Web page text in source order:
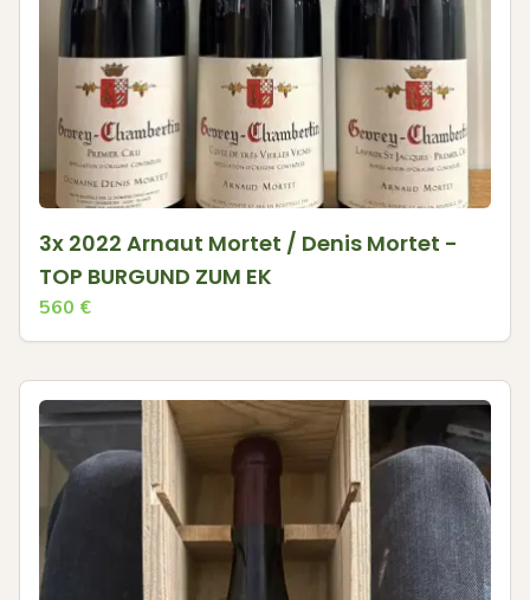
3x 2022 Arnaut Mortet / Denis Mortet -
TOP BURGUND ZUM EK
560 €